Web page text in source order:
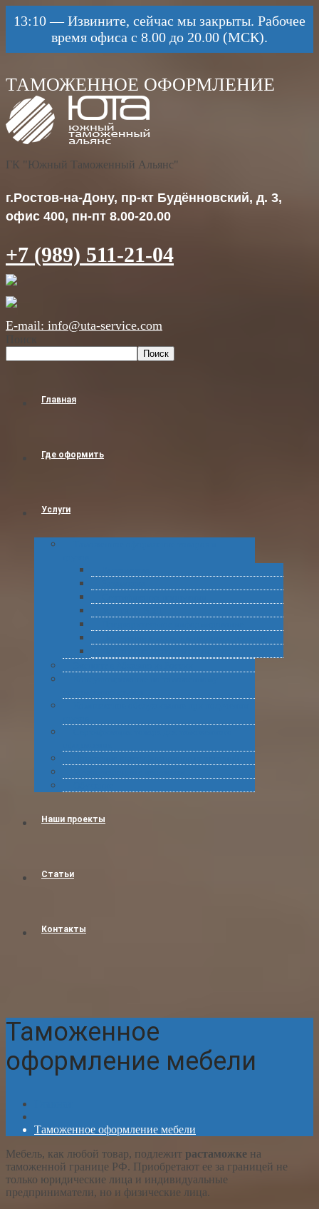
13:10—Извините, сейчас мы закрыты. Рабочее
время офиса с 8.00 до 20.00 (МСК).
ГК "Южный Таможенный Альянс"
г.Ростов-на-Дону, пр-кт Будённовский, д. 3,
офис 400, пн-пт 8.00-20.00
+7 (989) 511-21-04
E-mail: info@uta-service.com
Поиск
Главная
Где оформить
Услуги
Наши проекты
Статьи
Контакты
Таможенное
оформление мебели
Таможенное оформление мебели
Мебель, как любой товар, подлежит растаможке на
таможенной границе РФ. Приобретают ее за границей не
только юридические лица и индивидуальные
предприниматели, но и физические лица.